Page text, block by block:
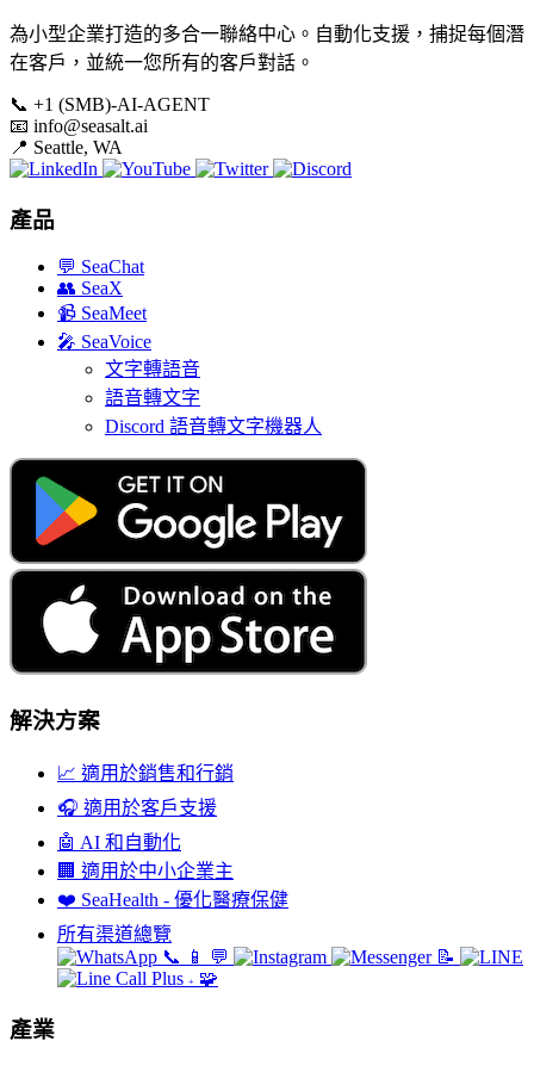
為小型企業打造的多合一聯絡中心。自動化支援，捕捉每個潛
在客戶，並統一您所有的客戶對話。
📞 +1 (SMB)-AI-AGENT
📧 info@seasalt.ai
📍 Seattle, WA
產品
💬 SeaChat
👥 SeaX
📹 SeaMeet
🎤 SeaVoice
文字轉語音
語音轉文字
Discord 語音轉文字機器人
解決方案
📈 適用於銷售和行銷
🎧 適用於客戶支援
🤖 AI 和自動化
🏢 適用於中小企業主
❤️ SeaHealth - 優化醫療保健
所有渠道總覽
📞
📱 💬 📝
+ 🧩
產業